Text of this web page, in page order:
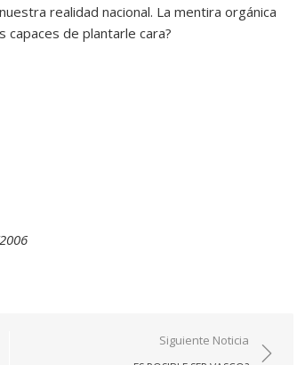
realidad nacional. La mentira orgánica
capaces de plantarle cara?
Siguiente Noticia